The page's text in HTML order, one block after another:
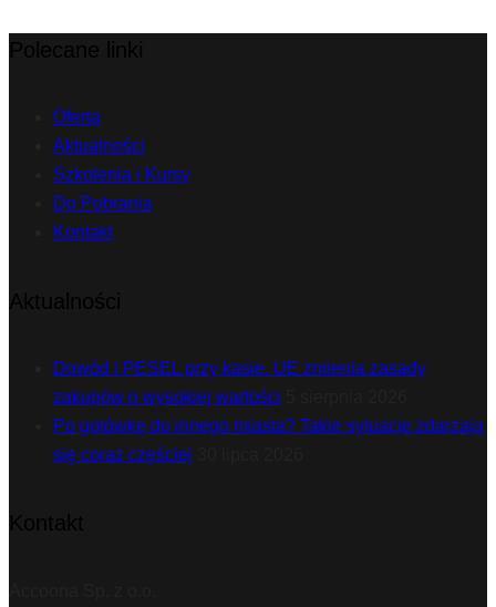
Oferta
Aktualności
Szkolenia i Kursy
Do Pobrania
Kontakt
Dowód i PESEL przy kasie. UE zmienia zasady
zakupów o wysokiej wartości
Po gotówkę do innego miasta? Takie sytuacje zdarzają
się coraz częściej